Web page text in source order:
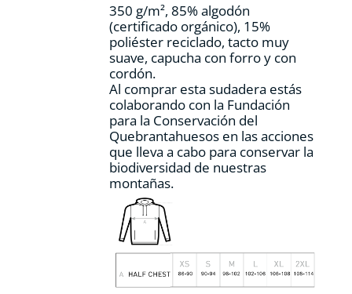
página
de
producto
350 g/m², 85% algodón
(certificado orgánico), 15%
poliéster reciclado, tacto muy
suave, capucha con forro y con
cordón.
Al comprar esta sudadera estás
colaborando con la Fundación
para la Conservación del
Quebrantahuesos en las acciones
que lleva a cabo para conservar la
biodiversidad de nuestras
montañas.